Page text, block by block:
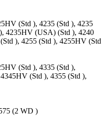
(Std ), 4235 (Std ), 4235
4235HV (USA) (Std ), 4240
), 4255 (Std ), 4255HV (Std
(Std ), 4335 (Std ),
(Std ), 4355 (Std ),
(2 WD )